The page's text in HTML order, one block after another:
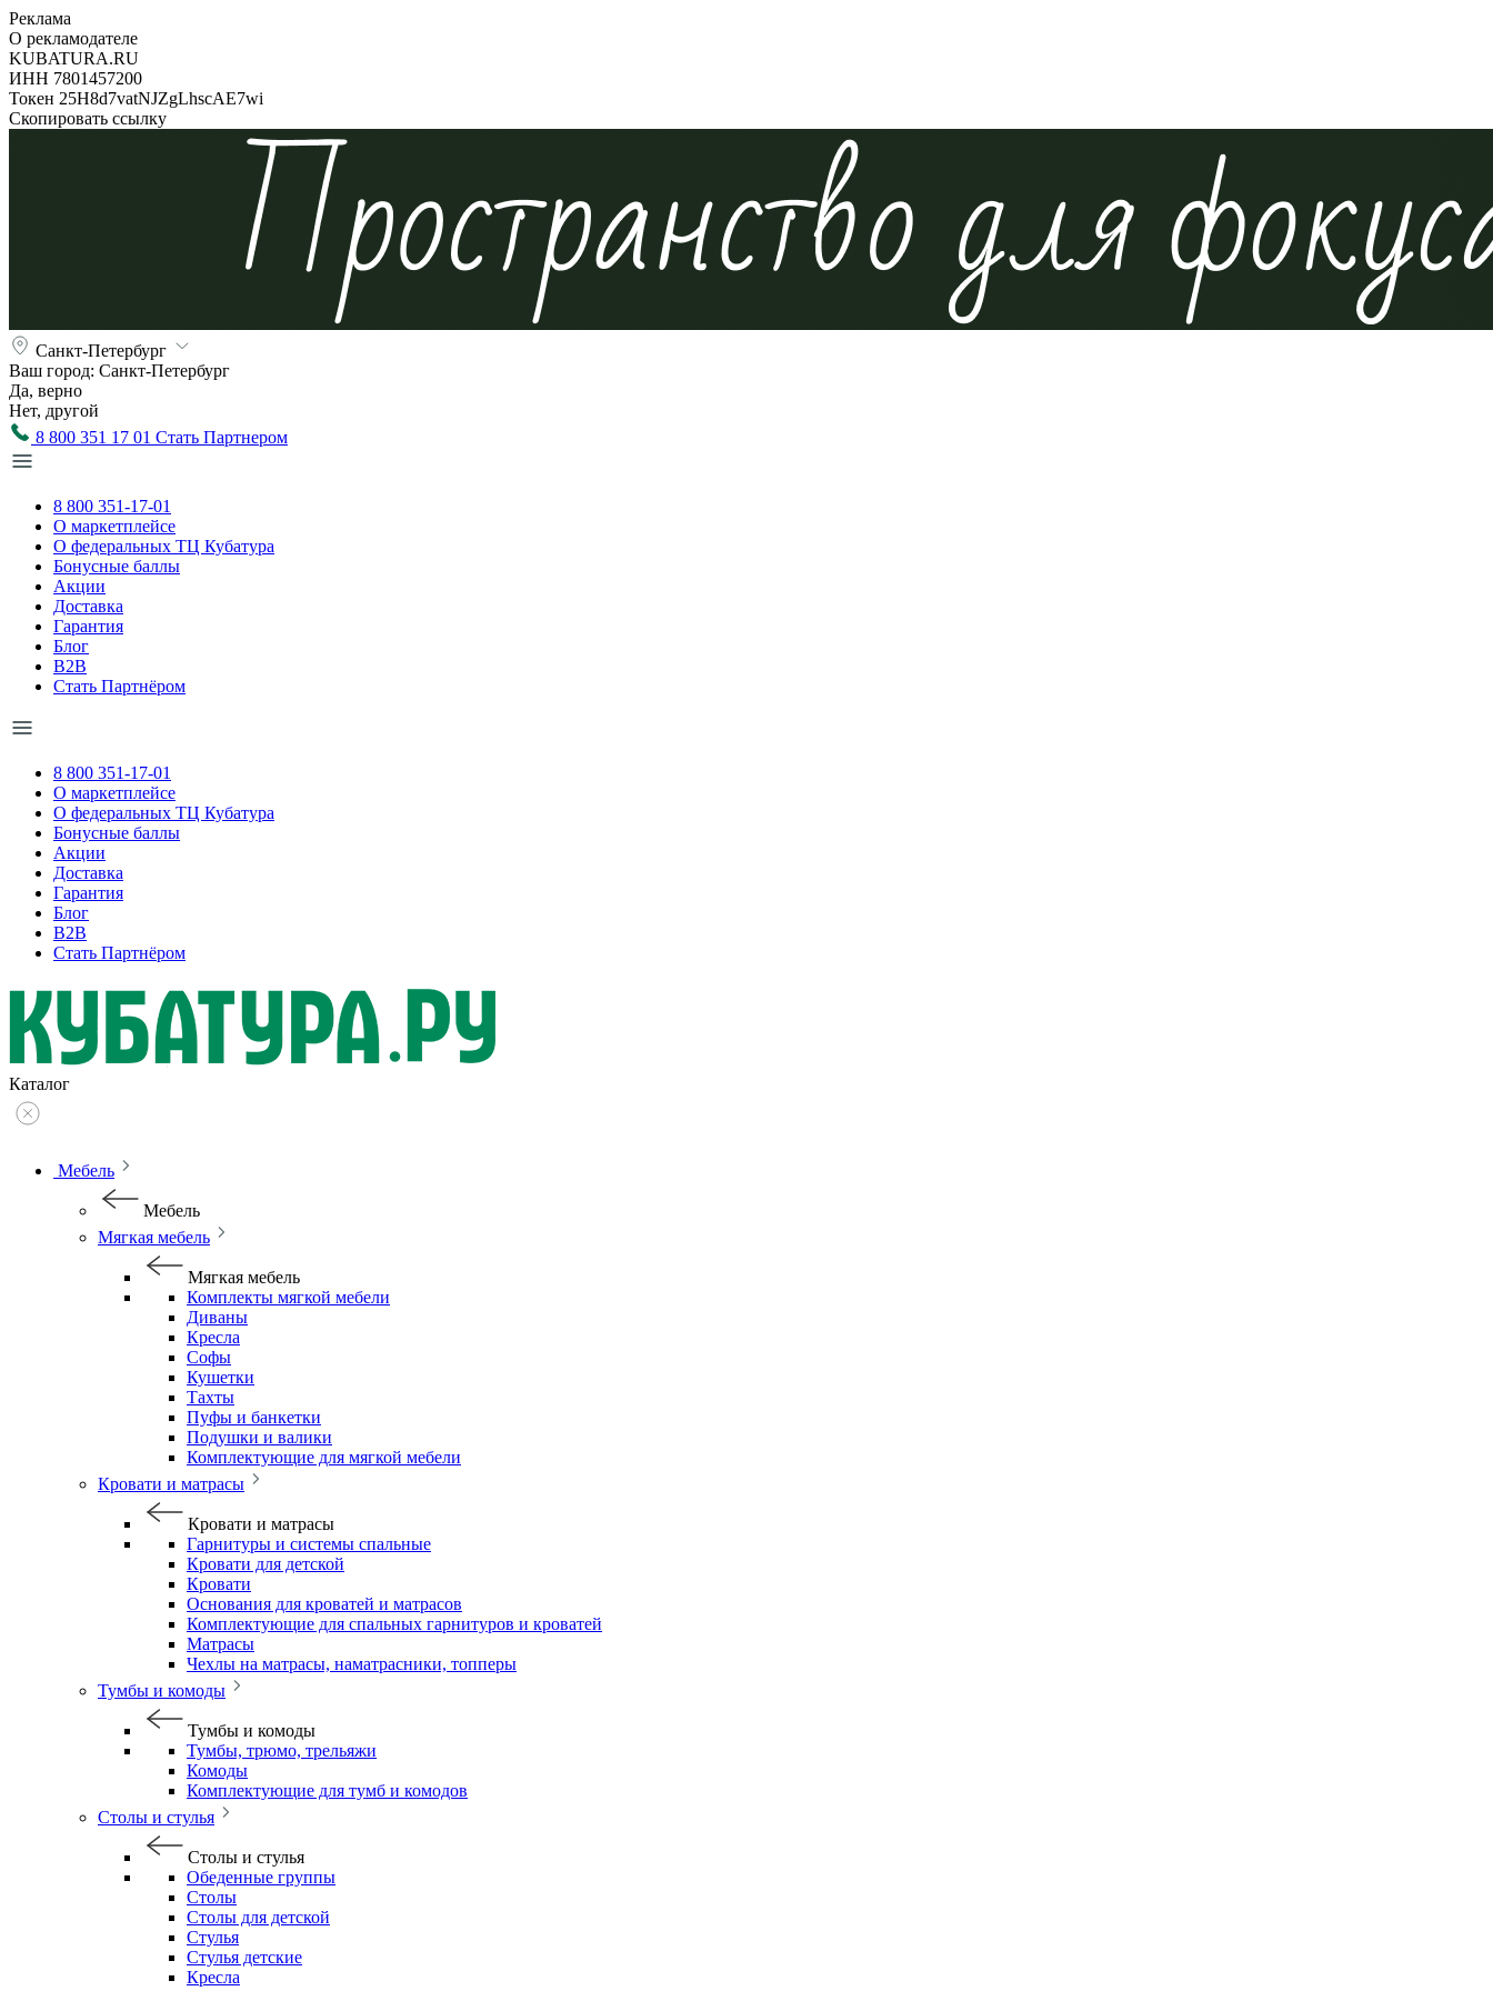
Реклама
О рекламодателе
KUBATURA.RU
ИНН 7801457200
Токен 25H8d7vatNJZgLhscAE7wi
Скопировать ссылку
Санкт-Петербург
Ваш город: Санкт-Петербург
Да, верно
Нет, другой
8 800 351 17 01 Стать Партнером
8 800 351-17-01
О маркетплейсе
О федеральных ТЦ Кубатура
Бонусные баллы
Акции
Доставка
Гарантия
Блог
B2B
Стать Партнёром
8 800 351-17-01
О маркетплейсе
О федеральных ТЦ Кубатура
Бонусные баллы
Акции
Доставка
Гарантия
Блог
B2B
Стать Партнёром
Каталог
Мебель
Мебель
Мягкая мебель
Мягкая мебель
Комплекты мягкой мебели
Диваны
Кресла
Софы
Кушетки
Тахты
Пуфы и банкетки
Подушки и валики
Комплектующие для мягкой мебели
Кровати и матрасы
Кровати и матрасы
Гарнитуры и системы спальные
Кровати для детской
Кровати
Основания для кроватей и матрасов
Комплектующие для спальных гарнитуров и кроватей
Матрасы
Чехлы на матрасы, наматрасники, топперы
Тумбы и комоды
Тумбы и комоды
Тумбы, трюмо, трельяжи
Комоды
Комплектующие для тумб и комодов
Столы и стулья
Столы и стулья
Обеденные группы
Столы
Столы для детской
Стулья
Стулья детские
Кресла